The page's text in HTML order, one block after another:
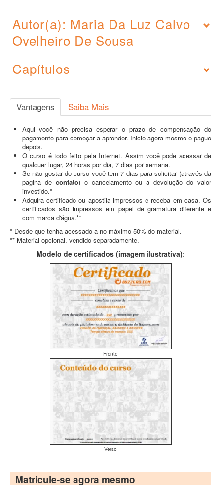
Autor(a): Maria Da Luz Calvo
Ovelheiro De Sousa
Capítulos
Vantagens Saiba Mais
Aqui você não precisa esperar o prazo de compensação do
pagamento para começar a aprender. Inicie agora mesmo e pague
depois.
O curso é todo feito pela Internet. Assim você pode acessar de
qualquer lugar, 24 horas por dia, 7 dias por semana.
Se não gostar do curso você tem 7 dias para solicitar (através da
pagina de contato) o cancelamento ou a devolução do valor
investido.*
Adquira certificado ou apostila impressos e receba em casa. Os
certificados são impressos em papel de gramatura diferente e
com marca d'água.**
* Desde que tenha acessado a no máximo 50% do material.
** Material opcional, vendido separadamente.
Modelo de certificados (imagem ilustrativa):
Frente
Verso
Matricule-se agora mesmo